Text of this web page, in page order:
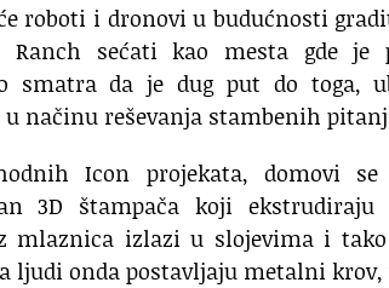
roboti i dronovi u budućnosti
Ranch sećati kao mesta gde je
smatra da je dug put do toga,
načinu reševanja stambenih
Icon projekata, domovi
3D štampača koji
mlaznica izlazi u slojevima i
ljudi onda postavljaju metalni